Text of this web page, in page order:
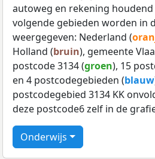
autoweg en rekening
volgende gebieden worden in
weergegeven: Nederland (
Holland (bruin), gemeente
postcode 3134 (groen), 15
en 4 postcodegebieden (blauw
postcodegebied 3134 KK
deze postcode6 zelf in de
Onderwijs